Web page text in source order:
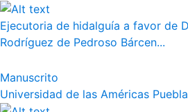
Ejecutoria de hidalguía a favor de
Rodríguez de Pedroso Bárcen...
Manuscrito
Universidad de las Américas Puebla